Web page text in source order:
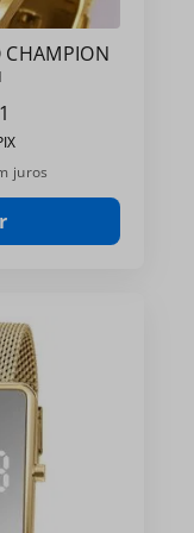
CHAMPION
juros